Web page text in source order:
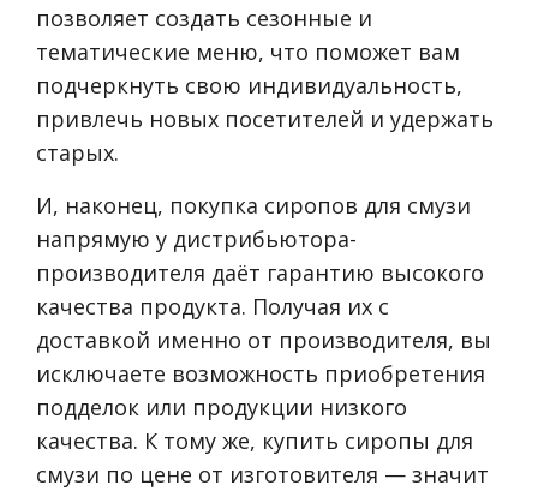
позволяет создать сезонные и
тематические меню, что поможет вам
подчеркнуть свою индивидуальность,
привлечь новых посетителей и удержать
старых.
И, наконец, покупка сиропов для смузи
напрямую у дистрибьютора-
производителя даёт гарантию высокого
качества продукта. Получая их с
доставкой именно от производителя, вы
исключаете возможность приобретения
подделок или продукции низкого
качества. К тому же, купить сиропы для
смузи по цене от изготовителя — значит